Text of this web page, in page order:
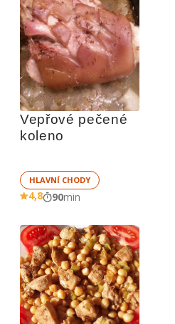
Vepřové pečené
koleno
HLAVNÍ CHODY
4,8 90min